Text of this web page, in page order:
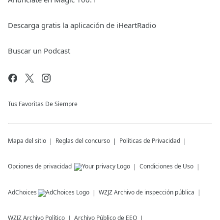
Descarga gratis la aplicación de iHeartRadio
Buscar un Podcast
Tus Favoritas De Siempre
Mapa del sitio Reglas del concurso Políticas de Privacidad
Opciones de privacidad Condiciones de Uso
AdChoices WZJZArchivo de inspección pública
WZJZArchivo Político Archivo Público de EEO